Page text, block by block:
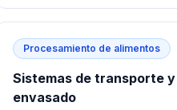
Procesamiento de alimentos
Sistemas de transporte
envasado